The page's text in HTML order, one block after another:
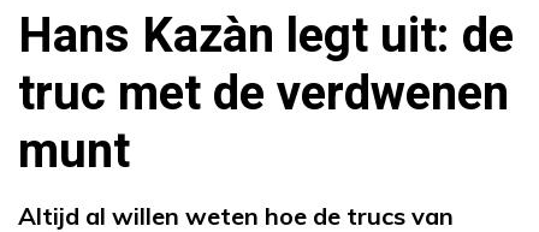
Hans Kazàn legt uit: de
truc met de verdwenen
munt
Altijd al willen weten hoe de trucs van